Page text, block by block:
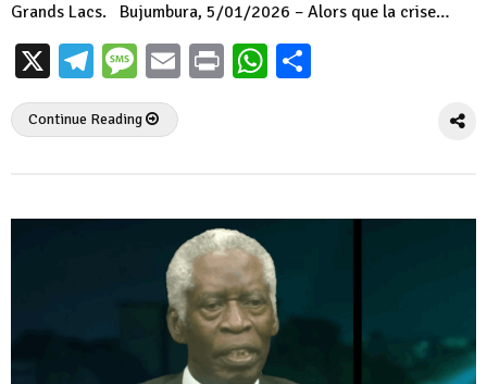
Grands Lacs. Bujumbura, 5/01/2026 – Alors que la crise…
X Telegram
Message
EmailPrintWhatsApp
Continue Reading